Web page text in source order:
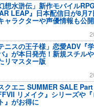
想水滸伝」新作モバイル
LEAP』日本配信日が8月7
ャラクターや声優情報も公開
ニスの王子様」恋愛ADV『
』が本日発売！新規スチル
リマスター版
クエニ SUMMER SALE
リメイク』シリーズや
』がお得に